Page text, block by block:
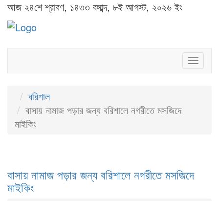
আজ ২৪শে শ্রাবণ, ১৪৩৩ বঙ্গাব্দ, ৮ই আগস্ট, ২০২৬ ইং
বরিশাল
বাসায় নামাজ পড়ার জন্য বরিশালে নগরীতে মসজিদে
মাইকিং
বাসায় নামাজ পড়ার জন্য বরিশালে নগরীতে মসজিদে
মাইকিং